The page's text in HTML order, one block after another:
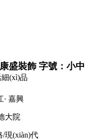
細(xì)品
康盛裝飾 字號： 小中
· 嘉興
大院
/現(xiàn)代